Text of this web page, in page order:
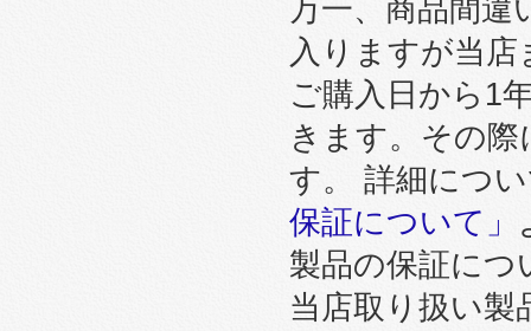
万一、商品間違
入りますが当
ご購入日から1
きます。その
す。 詳細につ
保証について」
製品の保証につ
当店取り扱い